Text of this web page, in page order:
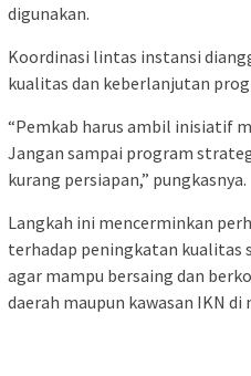
digunakan.
Koordinasi lintas instansi
kualitas dan keberlanjutan
“Pemkab harus ambil inisiatif
Jangan sampai program
kurang persiapan,” pungkasnya.
Langkah ini mencerminkan
terhadap peningkatan kualitas
agar mampu bersaing dan
daerah maupun kawasan IKN di